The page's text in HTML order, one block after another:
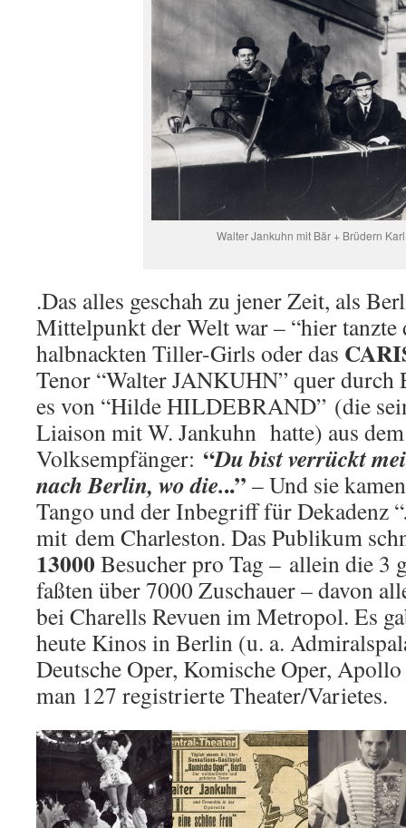
Walter Jankuhn mit Bär + Brüdern
.Das alles geschah zu jener Zeit, als
Mittelpunkt der Welt war – “hier tanzte
halbnackten Tiller-Girls oder das
Tenor “Walter JANKUHN” quer durch
es von “Hilde HILDEBRAND” (die
Liaison mit W. Jankuhn hatte) aus dem
Volksempfänger: “Dubist verrückt
nach Berlin, wo die...” – Und sie
Tango und der Inbegriff für Dekadenz
mit dem Charleston. Das Publikum
13000 Besucher pro Tag – allein die 3
faßten über 7000 Zuschauer – davon
bei Charells Revuen im Metropol. Es
heute Kinos in Berlin (u. a.
Deutsche Oper, Komische Oper,
man 127 registrierte Theater/Varietes.